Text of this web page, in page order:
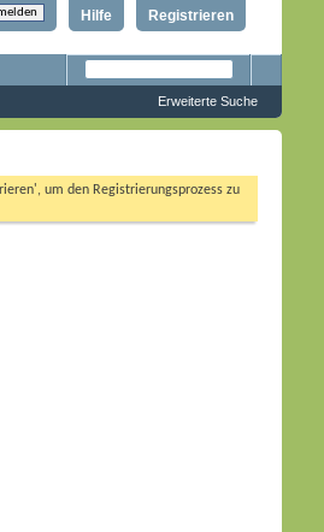
Registrieren
Hilfe
Erweiterte Suche
um den Registrierungsprozess zu